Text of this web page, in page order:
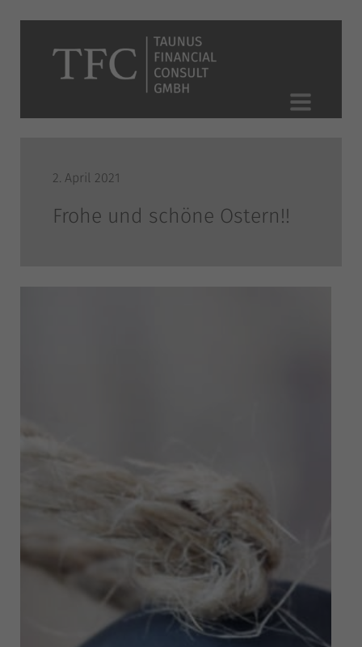
2. April 2021
Frohe und schöne Ostern!!